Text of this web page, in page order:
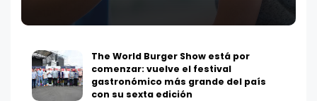
The World Burger Show está por
comenzar: vuelve el festival
gastronómico más grande del país
con su sexta edición